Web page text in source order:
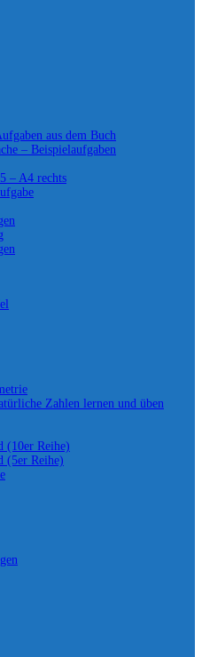
aus dem Buch
– Beispielaufgaben
– A4 rechts
Zahlen lernen und üben
(10er Reihe)
(5er Reihe)